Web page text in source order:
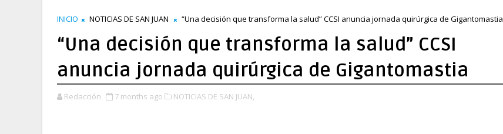
INICIO NOTICIAS DE SAN JUAN “Una decisión que transforma la salud” CCSI anuncia jornada quirúrgica de Gigantomastia
“Una decisión que transforma la salud” CCSI
anuncia jornada quirúrgica de Gigantomastia
Redacción 7 months ago NOTICIAS DE SAN JUAN,